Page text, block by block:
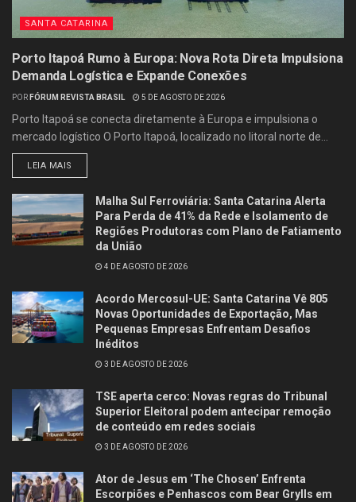
SANTA CATARINA
Porto Itapoá Rumo à Europa: Nova Rota Direta Impulsiona
Demanda Logística e Expande Conexões
POR FÓRUM REVISTA BRASIL 5 DE AGOSTO DE 2026
Porto Itapoá se conecta diretamente à Europa e impulsiona o
mercado logístico O Porto Itapoá, localizado no litoral norte de...
LEIA MAIS
Malha Sul Ferroviária: Santa Catarina Alerta
Para Perda de 41% da Rede e Isolamento de
Regiões Produtoras com Plano de Fatiamento
da União
4 DE AGOSTO DE 2026
Acordo Mercosul-UE: Santa Catarina Vê 805
Novas Oportunidades de Exportação, Mas
Pequenas Empresas Enfrentam Desafios
Inéditos
3 DE AGOSTO DE 2026
TSE aperta cerco: Novas regras do Tribunal
Superior Eleitoral podem antecipar remoção
de conteúdo em redes sociais
3 DE AGOSTO DE 2026
Ator de Jesus em ‘The Chosen’ Enfrenta
Escorpiões e Penhascos com Bear Grylls em